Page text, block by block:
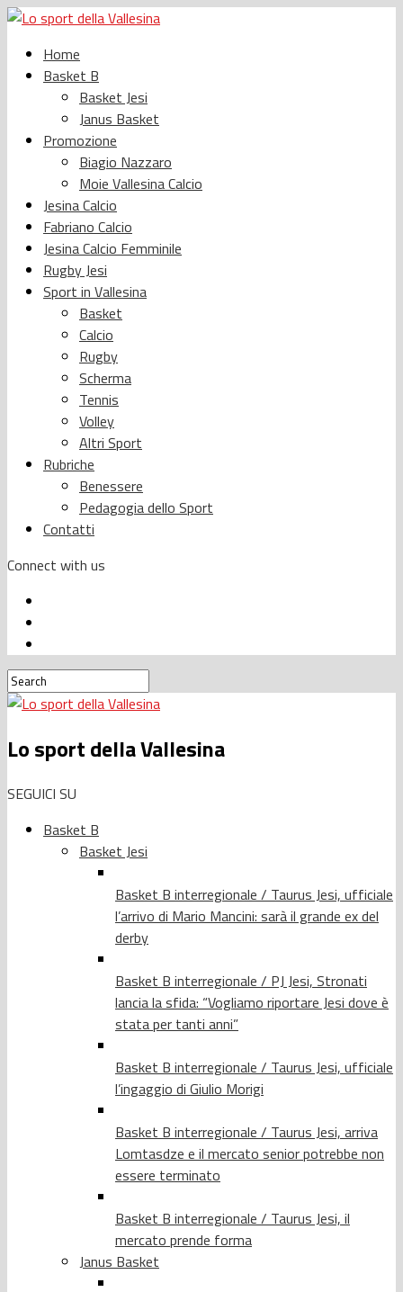
Home
Basket B
Basket Jesi
Janus Basket
Promozione
Biagio Nazzaro
Moie Vallesina Calcio
Jesina Calcio
Fabriano Calcio
Jesina Calcio Femminile
Rugby Jesi
Sport in Vallesina
Basket
Calcio
Rugby
Scherma
Tennis
Volley
Altri Sport
Rubriche
Benessere
Pedagogia dello Sport
Contatti
Connect with us
Lo sport della Vallesina
SEGUICI SU
Basket B
Basket Jesi
Basket B interregionale / Taurus Jesi, ufficiale
l’arrivo di Mario Mancini: sarà il grande ex del
derby
Basket B interregionale / PJ Jesi, Stronati
lancia la sfida: “Vogliamo riportare Jesi dove è
stata per tanti anni”
Basket B interregionale / Taurus Jesi, ufficiale
l’ingaggio di Giulio Morigi
Basket B interregionale / Taurus Jesi, arriva
Lomtasdze e il mercato senior potrebbe non
essere terminato
Basket B interregionale / Taurus Jesi, il
mercato prende forma
Janus Basket